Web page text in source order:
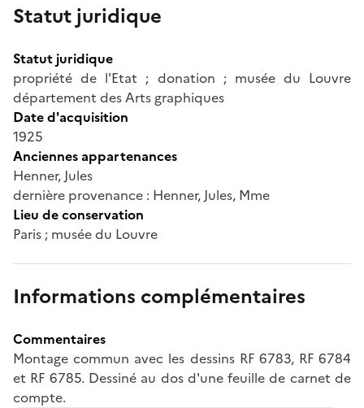
Statut juridique
Statut juridique
propriété de l'Etat ; donation ; musée du Louvre
département des Arts graphiques
Date d'acquisition
1925
Anciennes appartenances
Henner, Jules
dernière provenance : Henner, Jules, Mme
Lieu de conservation
Paris ; musée du Louvre
Informations complémentaires
Commentaires
Montage commun avec les dessins RF 6783, RF 6784
et RF 6785. Dessiné au dos d'une feuille de carnet de
compte.